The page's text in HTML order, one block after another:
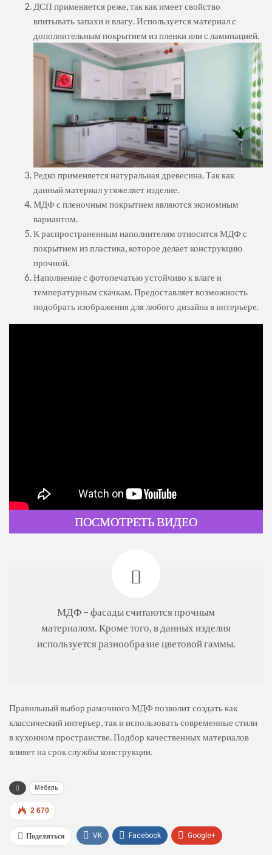
ДСП применяется реже, так как имеет свойство
впитывать запахи и влагу. Используется материал с
дополнительным покрытием из пленки или с ламинацией.
Редко применяется натуральная древесина. Так как
данный материал утяжеляет изделие.
МДФ с пленочным покрытием являются экономным
вариантом.
К распространенным наполнителям относится МДФ с
покрытием из пластика, которое делает конструкцию
прочной.
Наполнение с фотопечатью устойчиво к влаге и
температурным скачкам. Предоставляет возможность
подобрать изображения для любого дизайна в интерьере.
ПОСМОТРЕТЬ ВИДЕО
МДФ – фасады считаются прочным
материалом. Кроме того, в данных изделия
используется разнообразие цветовой гаммы.
Правильный выбор рамочного МДФ позволит создать как
классический интерьер, так и использовать современные стили
в кухонном пространстве. Подбор качественных материалов
влияет на срок службы конструкции.
Мебель
2 670
Поделиться VK Facebook Google+